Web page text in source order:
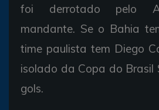
foi derrotado pelo
mandante. Se o Bahia
time paulista tem Diego
isolado da Copa do Brasil
gols.